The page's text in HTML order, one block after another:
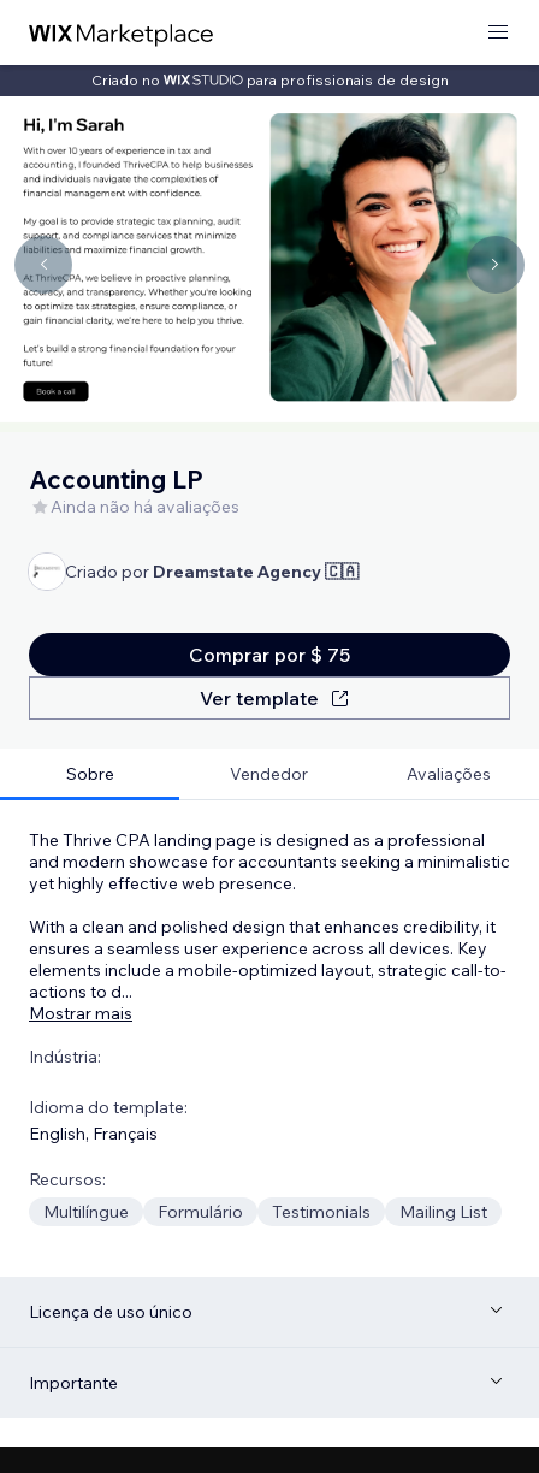
Criado no para profissionais de design
Accounting LP
Ainda não há avaliações
Criado por Dreamstate Agency 🇨🇦
Comprar por $ 75
Ver template
Sobre Vendedor Avaliações
The Thrive CPA landing page is designed as a professional
and modern showcase for accountants seeking a minimalistic
yet highly effective web presence.
With a clean and polished design that enhances credibility, it
ensures a seamless user experience across all devices. Key
elements include a mobile-optimized layout, strategic call-to-
actions to d...
Mostrar mais
Indústria:
Idioma do template:
English, Français
Recursos:
Multilíngue
Formulário Testimonials Mailing List
Licença de uso único
Importante